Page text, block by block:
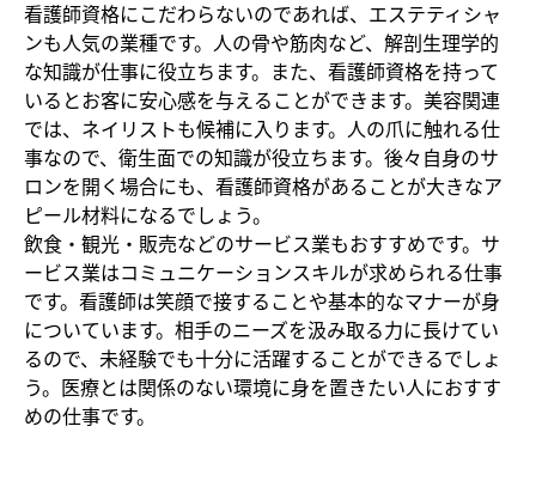
看護師資格にこだわらないのであれば、エステティシャ
ンも人気の業種です。人の骨や筋肉など、解剖生理学的
な知識が仕事に役立ちます。また、看護師資格を持って
いるとお客に安心感を与えることができます。美容関連
では、ネイリストも候補に入ります。人の爪に触れる仕
事なので、衛生面での知識が役立ちます。後々自身のサ
ロンを開く場合にも、看護師資格があることが大きなア
ピール材料になるでしょう。
飲食・観光・販売などのサービス業もおすすめです。サ
ービス業はコミュニケーションスキルが求められる仕事
です。看護師は笑顔で接することや基本的なマナーが身
についています。相手のニーズを汲み取る力に長けてい
るので、未経験でも十分に活躍することができるでしょ
う。医療とは関係のない環境に身を置きたい人におすす
めの仕事です。